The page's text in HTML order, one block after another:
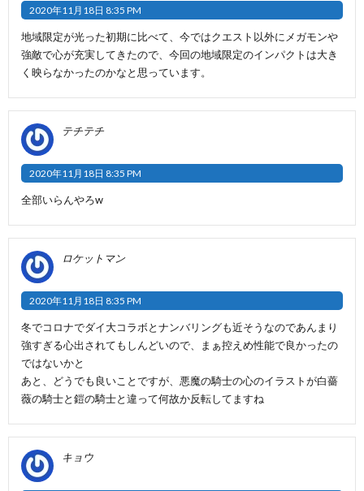
2020年11月18日 8:35 PM
地域限定が光った初期に比べて、今ではクエスト以外にメガモンや
強敵で心が充実してきたので、今回の地域限定のインパクトは大き
く映らなかったのかなと思っています。
テチテチ
2020年11月18日 8:35 PM
全部いらんやろw
ロケットマン
2020年11月18日 8:35 PM
冬でコロナでダイ大コラボとナンバリングも近そうなのであんまり
強すぎる心出されてもしんどいので、まぁ控えめ性能で良かったの
ではないかと
あと、どうでも良いことですが、悪魔の騎士の心のイラストが白薔
薇の騎士と鎧の騎士と違って何故か反転してますね
キョウ